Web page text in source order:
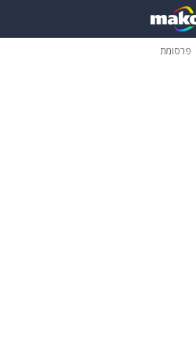
פרסומת